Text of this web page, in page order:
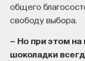
общего
свободу выбора.
— Но при этом на
шоколадки